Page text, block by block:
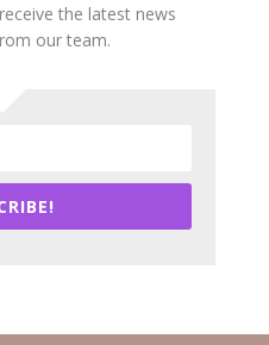
the latest news
our team.